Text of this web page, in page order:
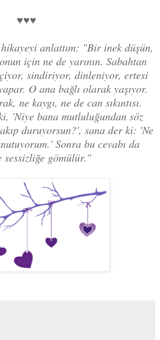
♥♥♥
anlattım: "Bir inek düşün,
için ne de yarının. Sabahtan
sindiriyor, dinleniyor, ertesi
O ana bağlı olarak yaşıyor.
ne kaygı, ne de can sıkıntısı.
'Niye bana mutluluğundan söz
duruyorsun?', sana der ki: 'Ne
Sonra bu cevabı da
sessizliğe gömülür."